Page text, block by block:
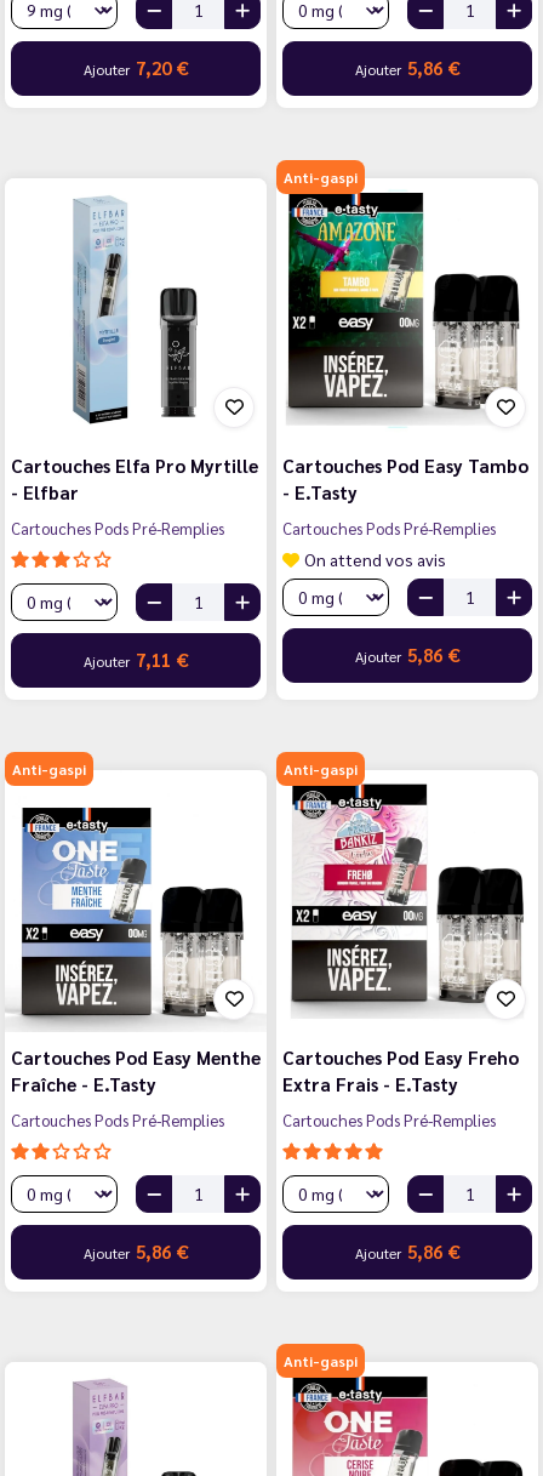
Ajouter 7,20 € Ajouter 5,86 €
Cartouches Elfa Pro Myrtille
- Elfbar
Cartouches Pods Pré-Remplies
Ajouter 7,11 €
Anti-gaspi
Cartouches Pod Easy Tambo
- E.Tasty
Cartouches Pods Pré-Remplies
On attend vos avis
Ajouter 5,86 €
Anti-gaspi
Cartouches Pod Easy Menthe
Fraîche - E.Tasty
Cartouches Pods Pré-Remplies
Ajouter 5,86 €
Anti-gaspi
Cartouches Pod Easy Freho
Extra Frais - E.Tasty
Cartouches Pods Pré-Remplies
Ajouter 5,86 €
Anti-gaspi